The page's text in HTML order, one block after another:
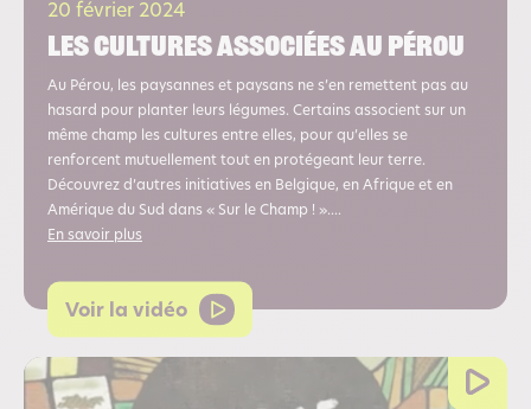
20 février 2024
Les cultures Associées au Pérou
Au Pérou, les paysannes et paysans ne s’en remettent pas au
hasard pour planter leurs légumes. Certains associent sur un
même champ les cultures entre elles, pour qu’elles se
renforcent mutuellement tout en protégeant leur terre.
Découvrez d’autres initiatives en Belgique, en Afrique et en
Amérique du Sud dans « Sur le Champ ! »....
En savoir plus
Voir la vidéo